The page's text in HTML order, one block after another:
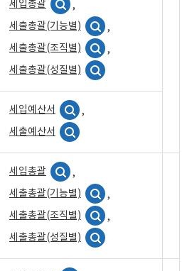
세입총괄
,
세출총괄(기능별)
,
세출총괄(조직별)
,
세출총괄(성질별)
세입예산서
,
세출예산서
세입총괄
,
세출총괄(기능별)
,
세출총괄(조직별)
,
세출총괄(성질별)